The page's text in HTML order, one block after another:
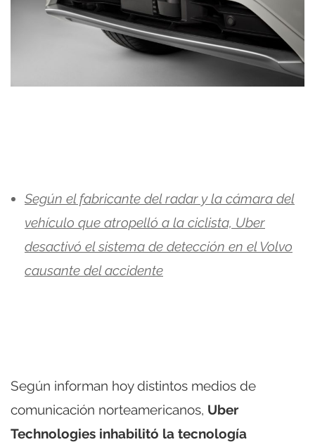
Según el fabricante del radar y la cámara del
vehículo que atropelló a la ciclista, Uber
desactivó el sistema de detección en el Volvo
causante del accidente
Según informan hoy distintos medios de
comunicación norteamericanos, Uber
Technologies inhabilitó la tecnología